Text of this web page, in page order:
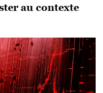
au contexte